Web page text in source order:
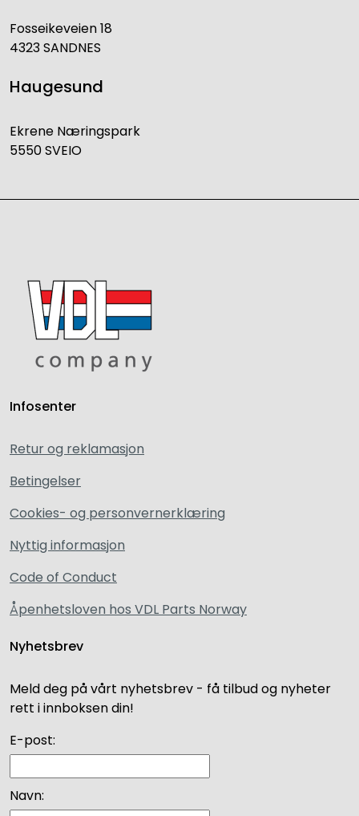
Fosseikeveien 18
4323 SANDNES
Haugesund
Ekrene Næringspark
5550 SVEIO
Infosenter
Retur og reklamasjon
Betingelser
Cookies- og personvernerklæring
Nyttig informasjon
Code of Conduct
Åpenhetsloven hos VDL Parts Norway
Nyhetsbrev
Meld deg på vårt nyhetsbrev - få tilbud og nyheter
rett i innboksen din!
E-post:
Navn: